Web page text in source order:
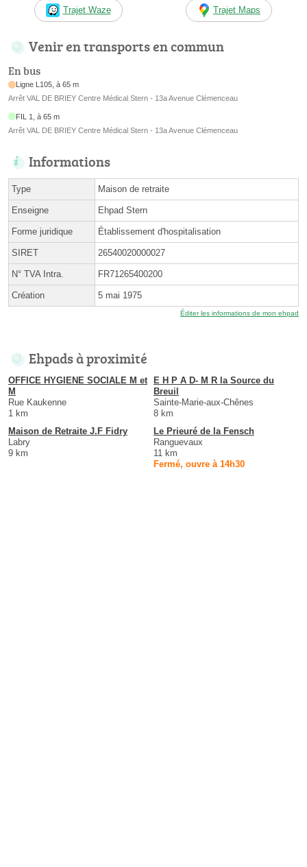
Trajet Waze Trajet Maps
Venir en transports en commun
En bus
Ligne L105, à 65 m
Arrêt VAL DE BRIEY Centre Médical Stern - 13a Avenue Clémenceau
FIL 1, à 65 m
Arrêt VAL DE BRIEY Centre Médical Stern - 13a Avenue Clémenceau
Informations
Type Maison de retraite
Enseigne Ehpad Stern
Forme juridique Établissement d'hospitalisation
SIRET 26540020000027
N° TVA Intra. FR71265400200
Création 5 mai 1975
Éditer les informations de mon ehpad
Ehpads à proximité
OFFICE HYGIENE SOCIALE M et
M
Rue Kaukenne
1 km
E H P A D- M R la Source du
Breuil
Sainte-Marie-aux-Chênes
8 km
Maison de Retraite J.F Fidry
Labry
9 km
Le Prieuré de la Fensch
Ranguevaux
11 km
Fermé, ouvre à 14h30